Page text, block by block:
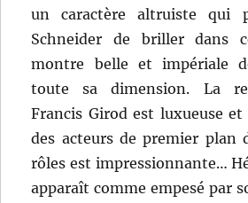
un caractère altruiste qui
Schneider de briller dans
montre belle et impériale
toute sa dimension. La
Francis Girod est luxueuse
des acteurs de premier plan
rôles est impressionnante…
apparaît comme empesé par